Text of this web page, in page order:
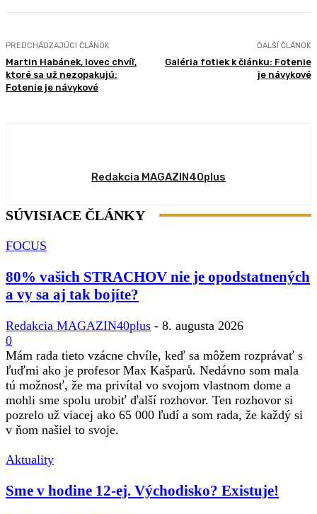
PREDCHÁDZAJÚCI ČLÁNOK
Martin Habánek, lovec chvíľ,
ktoré sa už nezopakujú:
Fotenie je návykové
ĎALŠÍ ČLÁNOK
Galéria fotiek k článku: Fotenie
je návykové
Redakcia MAGAZIN40plus
SÚVISIACE ČLÁNKY
FOCUS
80% vašich STRACHOV nie je opodstatnených
a vy sa aj tak bojíte?
Redakcia MAGAZIN40plus - 8. augusta 2026
0
Mám rada tieto vzácne chvíle, keď sa môžem rozprávať s
ľuďmi ako je profesor Max Kašparů. Nedávno som mala
tú možnosť, že ma privítal vo svojom vlastnom dome a
mohli sme spolu urobiť ďalší rozhovor. Ten rozhovor si
pozrelo už viacej ako 65 000 ľudí a som rada, že každý si
v ňom našiel to svoje.
Aktuality
Sme v hodine 12-ej. Východisko? Existuje!